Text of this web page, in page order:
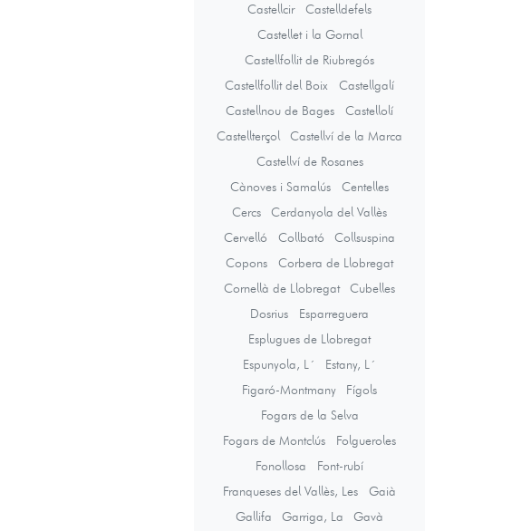
Castellcir
Castelldefels
Castellet i la Gornal
Castellfollit de Riubregós
Castellfollit del Boix
Castellgalí
Castellnou de Bages
Castellolí
Castellterçol
Castellví de la Marca
Castellví de Rosanes
Cànoves i Samalús
Centelles
Cercs
Cerdanyola del Vallès
Cervelló
Collbató
Collsuspina
Copons
Corbera de Llobregat
Cornellà de Llobregat
Cubelles
Dosrius
Esparreguera
Esplugues de Llobregat
Espunyola, L´
Estany, L´
Figaró-Montmany
Fígols
Fogars de la Selva
Fogars de Montclús
Folgueroles
Fonollosa
Font-rubí
Franqueses del Vallès, Les
Gaià
Gallifa
Garriga, La
Gavà